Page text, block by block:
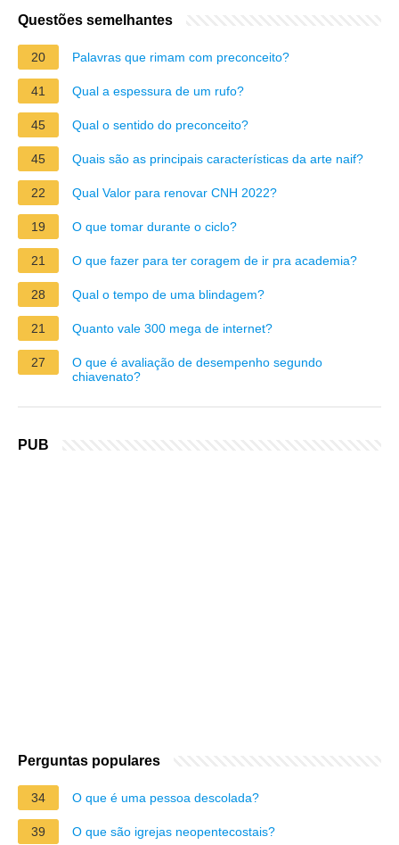
Questões semelhantes
20 Palavras que rimam com preconceito?
41 Qual a espessura de um rufo?
45 Qual o sentido do preconceito?
45 Quais são as principais características da arte naif?
22 Qual Valor para renovar CNH 2022?
19 O que tomar durante o ciclo?
21 O que fazer para ter coragem de ir pra academia?
28 Qual o tempo de uma blindagem?
21 Quanto vale 300 mega de internet?
27
O que é avaliação de desempenho segundo
chiavenato?
PUB
Perguntas populares
34 O que é uma pessoa descolada?
39 O que são igrejas neopentecostais?